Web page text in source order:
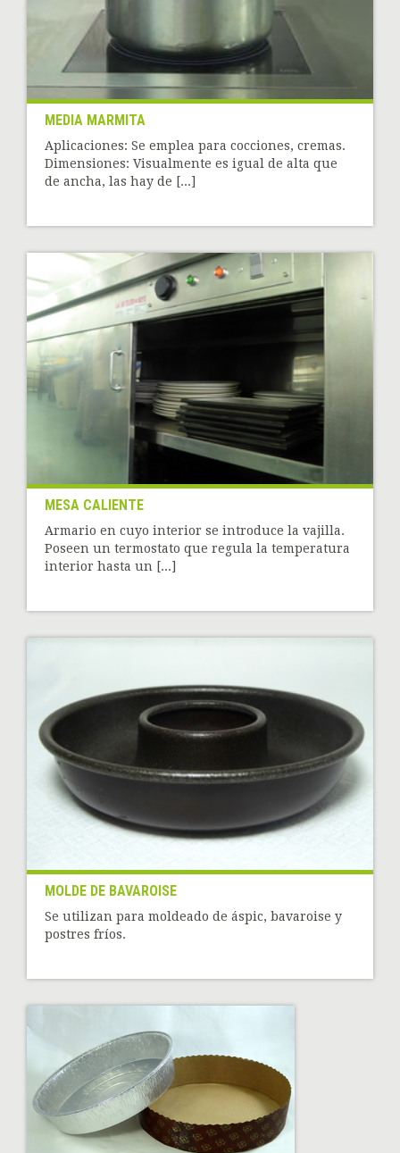
MEDIA MARMITA
Aplicaciones: Se emplea para cocciones, cremas.
Dimensiones: Visualmente es igual de alta que
de ancha, las hay de [...]
MESA CALIENTE
Armario en cuyo interior se introduce la vajilla.
Poseen un termostato que regula la temperatura
interior hasta un [...]
MOLDE DE BAVAROISE
Se utilizan para moldeado de áspic, bavaroise y
postres fríos.